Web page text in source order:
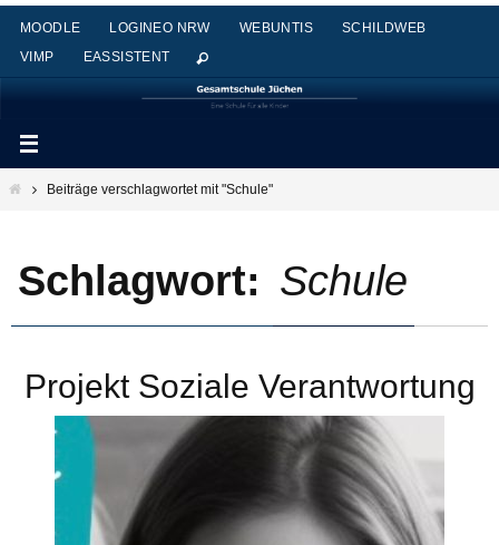
Zum
Inhalt
springen
MOODLE LOGINEO NRW WEBUNTIS
SCHILDWEB
VIMP
EASSISTENT
StartBeiträge verschlagwortet mit "Schule"
Schlagwort: Schule
Projekt Soziale Verantwortung